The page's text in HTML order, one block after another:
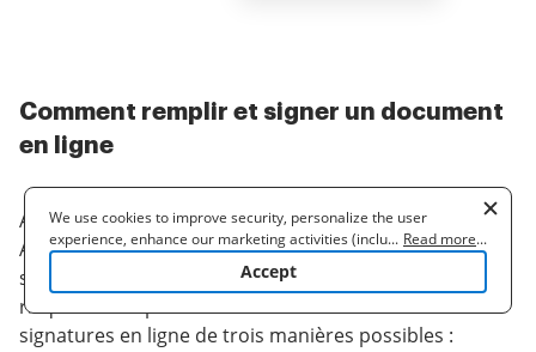
Comment remplir et signer un document
en ligne
Alors, vous devez signer un document en ligne ?
Accélérez votre processus avec airSlate SignNow, une
solution parfaite pour le temps perdu, la sécurité
risquée et les processus inefficaces. Générez vos
signatures en ligne de trois manières possibles :
We use cookies to improve security, personalize the user
experience, enhance our marketing activities (including
cooperating with our 3rd party partners) and for other business
to learn more. By clicking "Accept"
... Read more...
Accept